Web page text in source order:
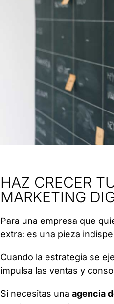
HAZ CRECER
MARKETING
Para una empresa que
extra: es una pieza
Cuando la estrategia se
impulsa las ventas y
Si necesitas una agencia